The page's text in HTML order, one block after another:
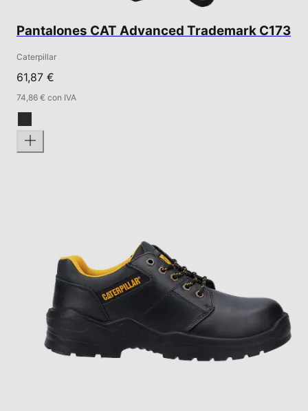
Pantalones CAT Advanced Trademark C173
Caterpillar
61,87 €
74,86 € con IVA